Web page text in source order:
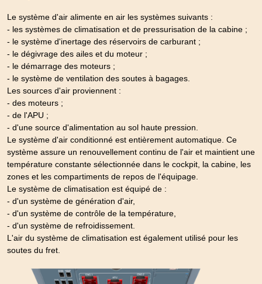
Le système d'air alimente en air les systèmes suivants :
- les systèmes de climatisation et de pressurisation de la cabine ;
- le système d'inertage des réservoirs de carburant ;
- le dégivrage des ailes et du moteur ;
- le démarrage des moteurs ;
- le système de ventilation des soutes à bagages.
Les sources d'air proviennent :
- des moteurs ;
- de l'APU ;
- d'une source d'alimentation au sol haute pression.
Le système d'air conditionné est entièrement automatique. Ce
système assure un renouvellement continu de l'air et maintient une
température constante sélectionnée dans le cockpit, la cabine, les
zones et les compartiments de repos de l'équipage.
Le système de climatisation est équipé de :
- d'un système de génération d'air,
- d'un système de contrôle de la température,
- d'un système de refroidissement.
L'air du système de climatisation est également utilisé pour les
soutes du fret.